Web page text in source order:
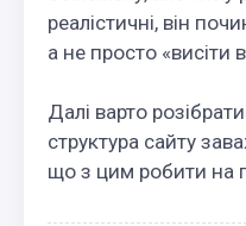
реалістичні, він
а не просто «висіти в
Далі варто
структура сайту
що з цим робити на